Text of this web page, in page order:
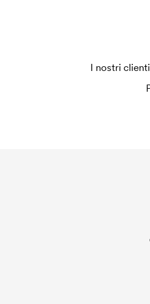
coprire le spese del setup
I nostri